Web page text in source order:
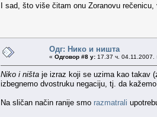
I sad, što više čitam onu Zoranovu
Одг: Нико и ништа
« Одговор #8 у: 17.37 ч. 04.11.2007.
Niko i ništa je izraz koji se uzima kao takav
izbegnemo dvostruku negaciju, tj. da
Na sličan način ranije smo razmatrali